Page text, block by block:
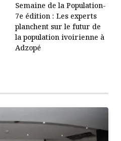
Semaine de la Population-
7e édition : Les experts
planchent sur le futur de
la population ivoirienne à
Adzopé